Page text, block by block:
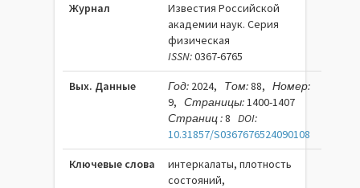
Журнал
Известия Российской
академии наук. Серия
физическая
ISSN:0367-6765
Вых. Данные Год: 2024, Том:88, Номер:
9, Страницы:1400-1407
Страниц :8 DOI:
10.31857/S0367676524090108
Ключевые слова
интеркалаты, плотность
состояний,